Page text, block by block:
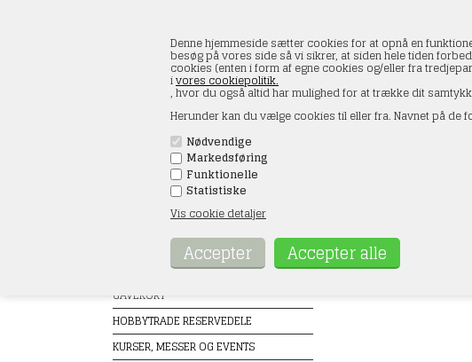
Denne hjemmeside sætter cookies for at opnå en
besøg på vores side så vi sikrer, at siden hele tiden
cookies (enten i form af egne cookies og/eller fra
ivores cookiepolitik.
, hvor du også altid har mulighed for at trække dit
Herunder kan du vælge cookies til eller fra. Navnet på
Nødvendige
Markedsføring
Funktionelle
Statistiske
Vis cookie detaljer
ÅBNINGSTIDER
Produkter
GAVEKORT
HOBBYTRADE RESERVEDELE
KURSER, MESSER OG EVENTS
Forside»